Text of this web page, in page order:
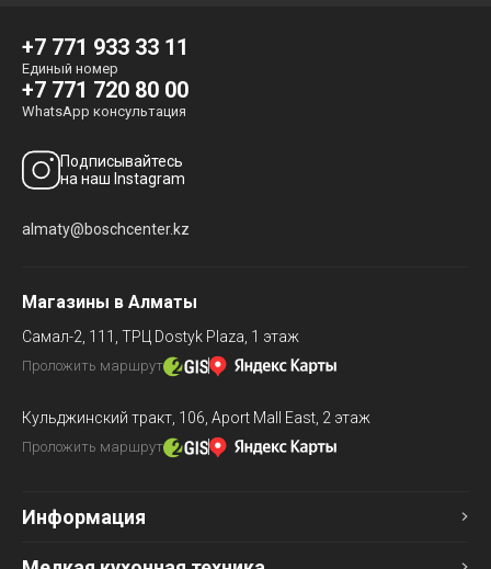
+7 771 933 33 11
Единый номер
+7 771 720 80 00
WhatsApp консультация
Подписывайтесь
на наш Instagram
almaty@boschcenter.kz
Магазины в Алматы
Самал-2, 111, ТРЦ Dostyk Plaza, 1 этаж
Проложить маршрут
Кульджинский тракт, 106, Aport Mall East, 2 этаж
Проложить маршрут
Информация